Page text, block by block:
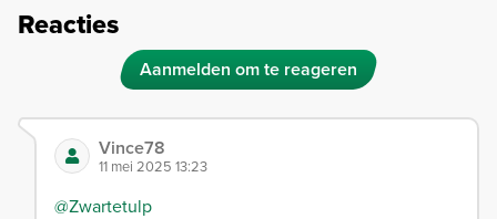
Reacties
Aanmelden om te reageren
Vince78
11 mei 2025 13:23
@Zwartetulp